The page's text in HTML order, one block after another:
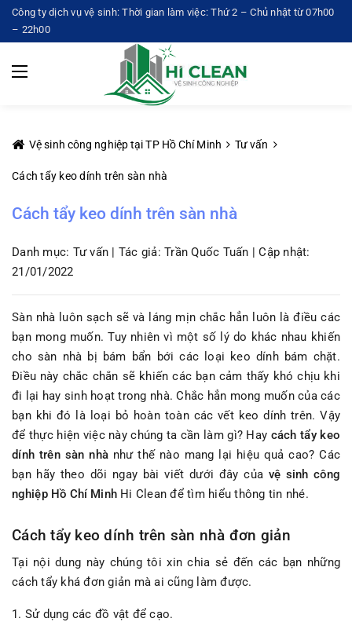
Công ty dịch vụ vệ sinh: Thời gian làm việc: Thứ 2 – Chủ nhật từ 07h00
– 22h00
Vệ sinh công nghiệp tại TP Hồ Chí Minh Tư vấn
Cách tẩy keo dính trên sàn nhà
Cách tẩy keo dính trên sàn nhà
Danh mục: Tư vấn | Tác giả: Trần Quốc Tuấn | Cập nhật:
21/01/2022
Sàn nhà luôn sạch sẽ và láng mịn chắc hẳn luôn là điều các
bạn mong muốn. Tuy nhiên vì một số lý do khác nhau khiến
cho sàn nhà bị bám bẩn bới các loại keo dính bám chặt.
Điều này chắc chắn sẽ khiến các bạn cảm thấy khó chịu khi
đi lại hay sinh hoạt trong nhà. Chắc hẳn mong muốn của các
bạn khi đó là loại bỏ hoàn toàn các vết keo dính trên. Vậy
để thực hiện việc này chúng ta cần làm gì? Hay cách tẩy keo
dính trên sàn nhà như thế nào mang lại hiệu quả cao? Các
bạn hãy theo dõi ngay bài viết dưới đây của vệ sinh công
nghiệp Hồ Chí MinhHi Clean để tìm hiểu thông tin nhé.
Cách tẩy keo dính trên sàn nhà đơn giản
Tại nội dung này chúng tôi xin chia sẻ đến các bạn những
cách tẩy khá đơn giản mà ai cũng làm được.
1. Sử dụng các đồ vật để cạo.